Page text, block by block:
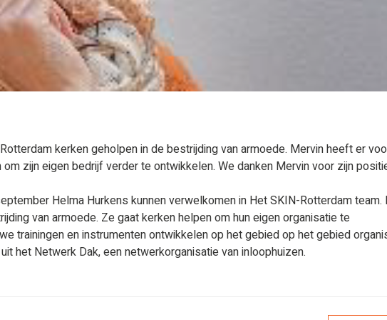
kerken geholpen in de bestrijding van armoede. Mervin heeft er
zijn eigen bedrijf verder te ontwikkelen. We danken Mervin voor zijn
Helma Hurkens kunnen verwelkomen in Het SKIN-Rotterdam team.
van armoede. Ze gaat kerken helpen om hun eigen organisatie te
trainingen en instrumenten ontwikkelen op het gebied op het gebied
het Netwerk Dak, een netwerkorganisatie van inloophuizen.